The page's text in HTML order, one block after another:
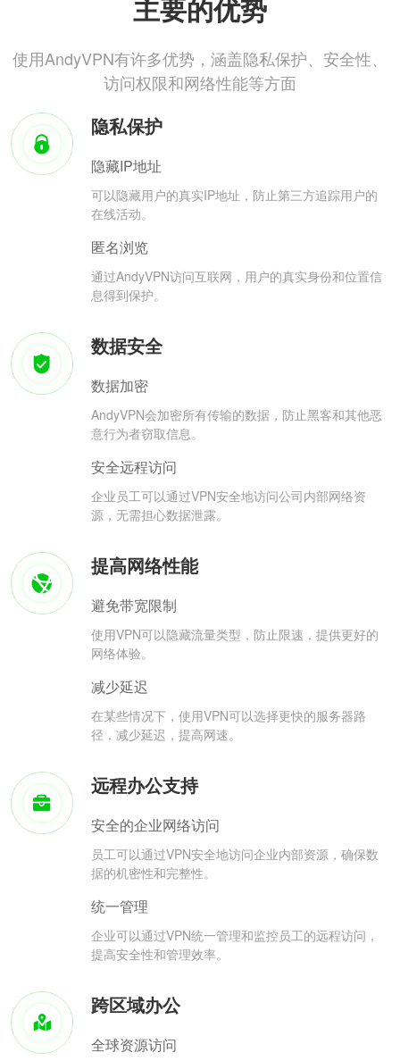
主要的优势
使用AndyVPN有许多优势，涵盖隐私保护、安全性、
访问权限和网络性能等方面
隐私保护
隐藏IP地址
可以隐藏用户的真实IP地址，防止第三方追踪用户的
在线活动。
匿名浏览
通过AndyVPN访问互联网，用户的真实身份和位置信
息得到保护。
数据安全
数据加密
AndyVPN会加密所有传输的数据，防止黑客和其他恶
意行为者窃取信息。
安全远程访问
企业员工可以通过VPN安全地访问公司内部网络资
源，无需担心数据泄露。
提高网络性能
避免带宽限制
使用VPN可以隐藏流量类型，防止限速，提供更好的
网络体验。
减少延迟
在某些情况下，使用VPN可以选择更快的服务器路
径，减少延迟，提高网速。
远程办公支持
安全的企业网络访问
员工可以通过VPN安全地访问企业内部资源，确保数
据的机密性和完整性。
统一管理
企业可以通过VPN统一管理和监控员工的远程访问，
提高安全性和管理效率。
跨区域办公
全球资源访问